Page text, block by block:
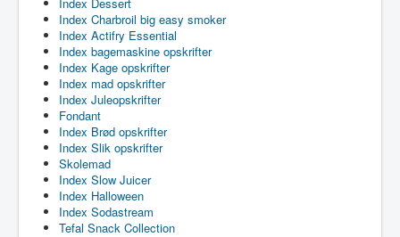
Index Charbroil big easy smoker
Index Actifry Essential
Index bagemaskine opskrifter
Index Kage opskrifter
Index mad opskrifter
Index Juleopskrifter
Fondant
Index Brød opskrifter
Index Slik opskrifter
Skolemad
Index Slow Juicer
Index Halloween
Index Sodastream
Tefal Snack Collection